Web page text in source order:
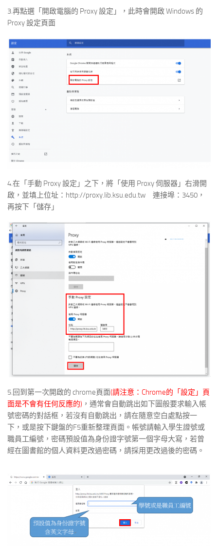
3.再點選「開啟電腦的 Proxy 設定」，此時會開啟 Windows 的
Proxy 設定頁面
4.在「手動 Proxy 設定」之下，將「使用 Proxy 伺服器」右滑開
啟，並填上位址：http://proxy.lib.ksu.edu.tw 連接埠：3450，
再按下「儲存」
5.回到第一次開啟的 chrome頁面(請注意：Chrome的「設定」頁
面是不會有任何反應的) ，通常會自動跳出如下圖般要求輸入帳
號密碼的對話框，若沒有自動跳出，請在隨意空白處點按一
下，或是按下鍵盤的F5重新整理頁面。帳號請輸入學生證號或
職員工編號，密碼預設值為身份證字號第一個字母大寫，若曾
經在圖書館的個人資料更改過密碼，請採用更改過後的密碼。